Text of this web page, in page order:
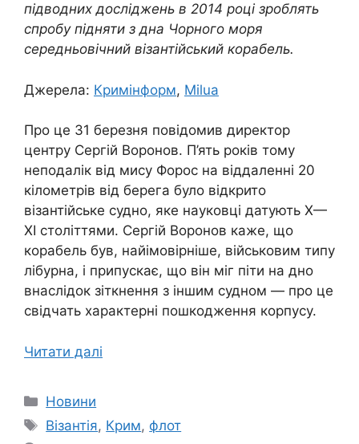
підводних досліджень в 2014 році зроблять
спробу підняти з дна Чорного моря
середньовічний візантійський корабель.
Джерела: Кримінформ, Milua
Про це 31 березня повідомив директор
центру Сергій Воронов. П’ять років тому
неподалік від мису Форос на віддаленні 20
кілометрів від берега було відкрито
візантійське судно, яке науковці датують Х—
ХІ століттями. Сергій Воронов каже, що
корабель був, найімовірніше, військовим типу
лібурна, і припускає, що він міг піти на дно
внаслідок зіткнення з іншим судном — про це
свідчать характерні пошкодження корпусу.
Читати далі
Категорії
Новини
Позначки
Візантія, Крим, флот